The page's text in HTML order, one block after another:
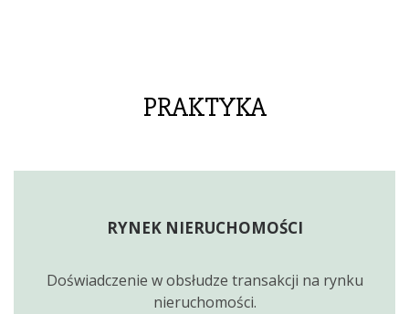
PRAKTYKA
RYNEK NIERUCHOMOŚCI
Doświadczenie w obsłudze transakcji na rynku
nieruchomości.